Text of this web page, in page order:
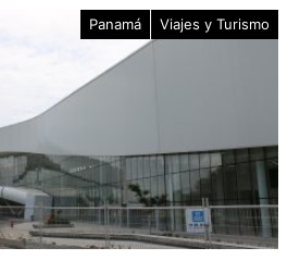
Panamá Viajes y Turismo